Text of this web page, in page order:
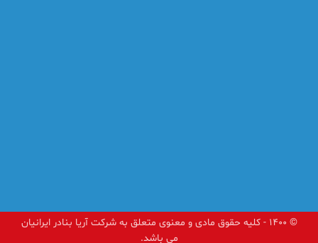
© ۱۴۰۰ - کلیه حقوق مادی و معنوی متعلق به شرکت آریا بنادر ایرانیان
می باشد.